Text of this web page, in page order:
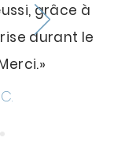
grâce à
durant le